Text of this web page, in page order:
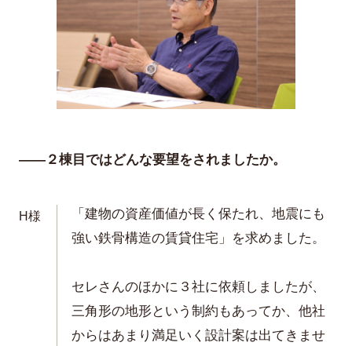
——２棟目ではどんな要望をされましたか。
H様
「建物の資産価値が長く保たれ、地震にも
強い鉄骨構造の賃貸住宅」を求めました。
セレさんのほかに３社に依頼しましたが、
三角形の地形という制約もあってか、他社
からはあまり満足いく設計案は出てきませ